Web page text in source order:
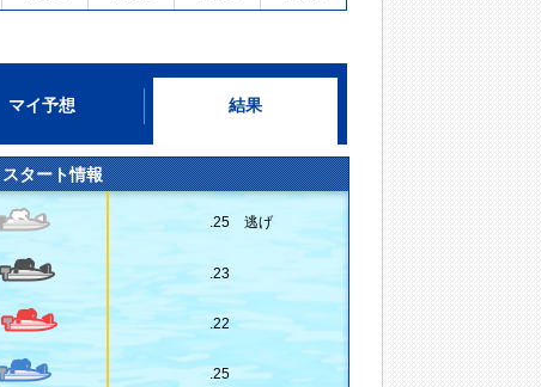
マイ予想 結果
スタート情報
.25 逃げ
.23
.22
.25